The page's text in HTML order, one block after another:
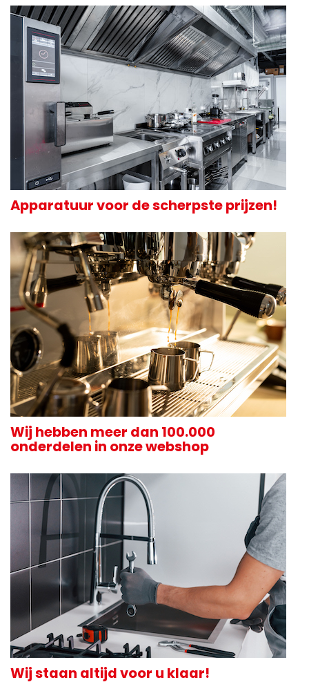
Apparatuur voor de scherpste prijzen!
Wij hebben meer dan 100.000
onderdelen in onze webshop
Wij staan altijd voor u klaar!